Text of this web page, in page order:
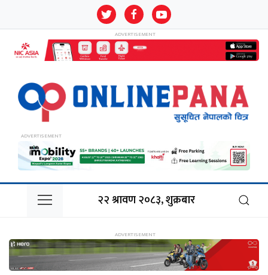
२२ श्रावण २०८३, शुक्रबार